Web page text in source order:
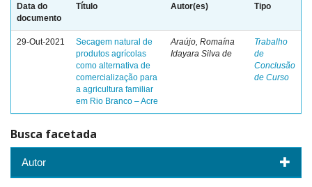
Data do
documento
Título Autor(es) Tipo
29-Out-2021
Secagem natural de
produtos agrícolas
como alternativa de
comercialização para
a agricultura familiar
em Rio Branco – Acre
Araújo, Romaína
Idayara Silva de
Trabalho
de
Conclusão
de Curso
Busca facetada
Autor